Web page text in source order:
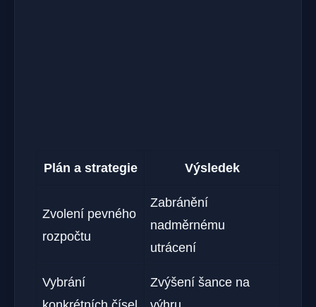
Plán a strategie Výsledek
Zvolení pevného
rozpočtu
Zabránění
nadměrnému
utrácení
Vybrání
Zvýšení šance na